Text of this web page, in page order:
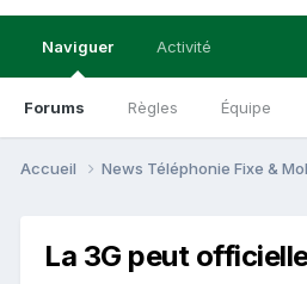
Naviguer
Forums Règles Équipe
Activité
Accueil News Téléphonie Fixe &
La 3G peut